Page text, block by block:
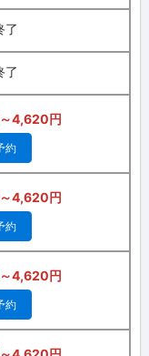
了
了
4,620円
約
4,620円
約
4,620円
約